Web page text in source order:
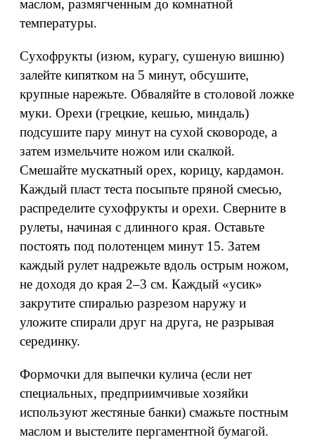
маслом, размягченным до комнатной
температуры.
Сухофрукты (изюм, курагу, сушеную вишню)
залейте кипятком на 5 минут, обсушите,
крупные нарежьте. Обваляйте в столовой ложке
муки. Орехи (грецкие, кешью, миндаль)
подсушите пару минут на сухой сковороде, а
затем измельчите ножом или скалкой.
Смешайте мускатный орех, корицу, кардамон.
Каждый пласт теста посыпьте пряной смесью,
распределите сухофрукты и орехи. Сверните в
рулеты, начиная с длинного края. Оставьте
постоять под полотенцем минут 15. Затем
каждый рулет надрежьте вдоль острым ножом,
не доходя до края 2–3 см. Каждый «усик»
закрутите спиралью разрезом наружу и
уложите спирали друг на друга, не разрывая
серединку.
Формочки для выпечки кулича (если нет
специальных, предприимчивые хозяйки
используют жестяные банки) смажьте постным
маслом и выстелите пергаментной бумагой.